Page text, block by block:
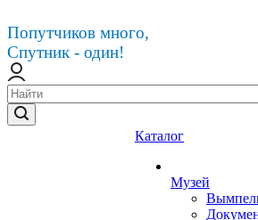
Попутчиков много,
Спутник - один!
Каталог
Музей